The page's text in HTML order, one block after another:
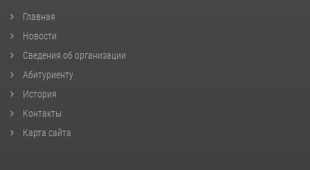
Главная
Новости
Сведения об организации
Абитуриенту
История
Контакты
Карта сайта